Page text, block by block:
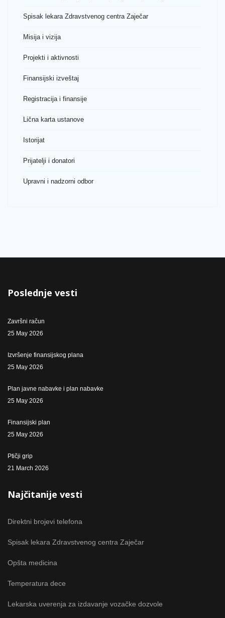
Spisak lekara Zdravstvenog centra Zaječar
Misija i vizija
Projekti i aktivnosti
Finansijski izveštaj
Registracija i finansije
Lična karta ustanove
Istorijat
Prijatelji i donatori
Upravni i nadzorni odbor
Poslednje vesti
Završni račun
25 May 2026
Izvršenje finansijskog plana
25 May 2026
Plan javne nabavke i plan nabavke
25 May 2026
Finansijski plan
25 May 2026
Ptičji grip
21 March 2026
Najčitanije vesti
Direktni brojevi telefona
Spisak lekara Zdravstvenog centra Zaječar
Opšta medicina
Temperatura dece
Lekarska uverenja za izdavanje vozačke dozvole